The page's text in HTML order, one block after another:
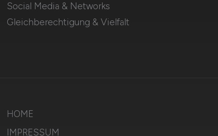
Social Media & Networks
Gleichberechtigung & Vielfalt
HOME
IMPRESSUM